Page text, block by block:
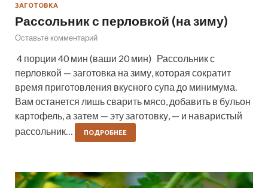
ЗАГОТОВКА
Рассольник с перловкой (на зиму)
Оставьте комментарий
4 порции 40 мин (ваши 20 мин) Рассольник с
перловкой — заготовка на зиму, которая сократит
время приготовления вкусного супа до минимума.
Вам останется лишь сварить мясо, добавить в бульон
картофель, а затем — эту заготовку, — и наваристый
рассольник…
ПОДРОБНЕЕ